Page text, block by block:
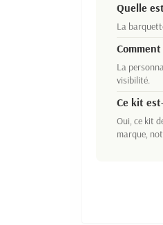
Quelle
La
La
visibilité.
Ce kit
Oui, ce kit
marque,